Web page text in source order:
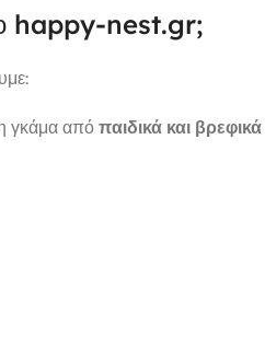
το happy-nest.gr;
γκάμα από παιδικά και βρεφικά